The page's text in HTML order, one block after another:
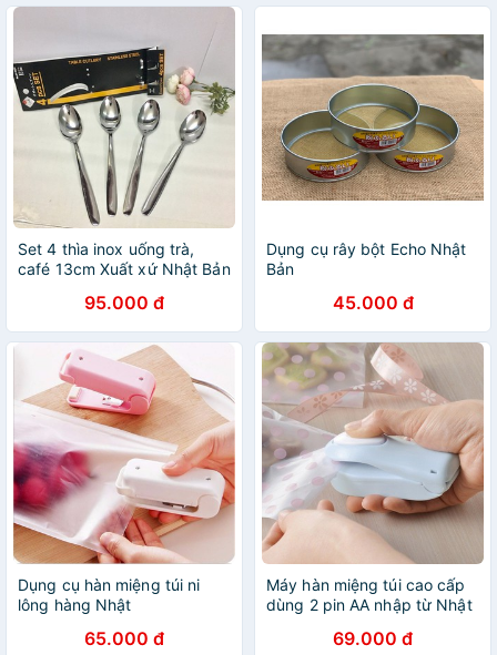
Set 4 thìa inox uống trà,
café 13cm Xuất xứ Nhật Bản
95.000 đ
Dụng cụ rây bột Echo Nhật
Bản
45.000 đ
Dụng cụ hàn miệng túi ni
lông hàng Nhật
65.000 đ
Máy hàn miệng túi cao cấp
dùng 2 pin AA nhập từ Nhật
69.000 đ